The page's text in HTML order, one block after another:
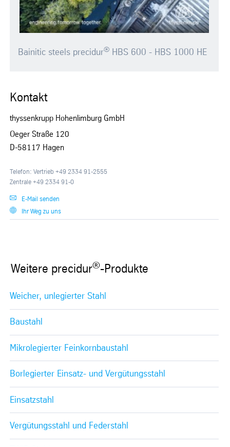
Bainitic steels precidur® HBS 600 - HBS 1000 HE
Kontakt
thyssenkrupp Hohenlimburg GmbH
Oeger Straße 120
D-58117 Hagen
Telefon: Vertrieb +49 2334 91-2555
Zentrale +49 2334 91-0
E-Mail senden
Ihr Weg zu uns
Weitere precidur®-Produkte
Weicher, unlegierter Stahl
Baustahl
Mikrolegierter Feinkornbaustahl
Borlegierter Einsatz- und Vergütungsstahl
Einsatzstahl
Vergütungsstahl und Federstahl